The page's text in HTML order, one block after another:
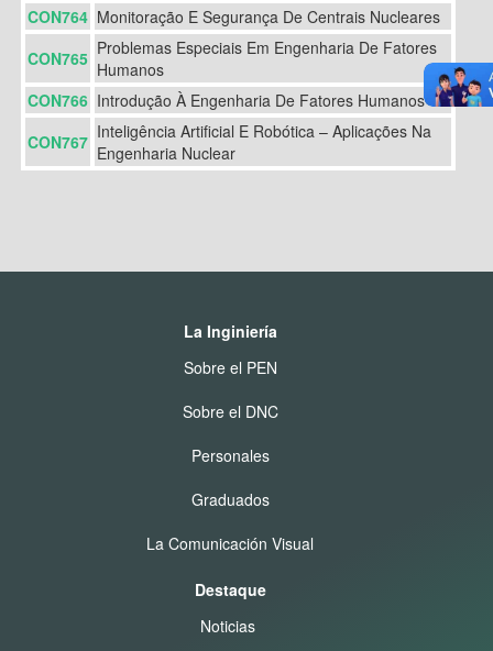
CON764 Monitoração E Segurança De Centrais Nucleares
CON765 Problemas Especiais Em Engenharia De Fatores
Humanos
CON766 Introdução À Engenharia De Fatores Humanos
CON767 Inteligência Artificial E Robótica – Aplicações Na
Engenharia Nuclear
La Inginiería
Sobre el PEN
Sobre el DNC
Personales
Graduados
La Comunicación Visual
Destaque
Noticias